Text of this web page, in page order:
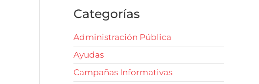
Categorías
Administración Pública
Ayudas
Campañas Informativas